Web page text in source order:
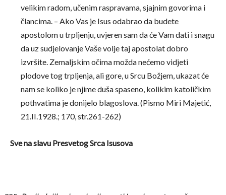
velikim radom, učenim raspravama, sjajnim govorima i
člancima. – Ako Vas je Isus odabrao da budete
apostolom u trpljenju, uvjeren sam da će Vam dati i snagu
da uz sudjelovanje Vaše volje taj apostolat dobro
izvršite. Zemaljskim očima možda nećemo vidjeti
plodove tog trpljenja, ali gore, u Srcu Božjem, ukazat će
nam se koliko je njime duša spaseno, kolikim katoličkim
pothvatima je donijelo blagoslova. (Pismo Miri Majetić,
21.II.1928.; 170, str.261-262)
Sve na slavu Presvetog Srca Isusova